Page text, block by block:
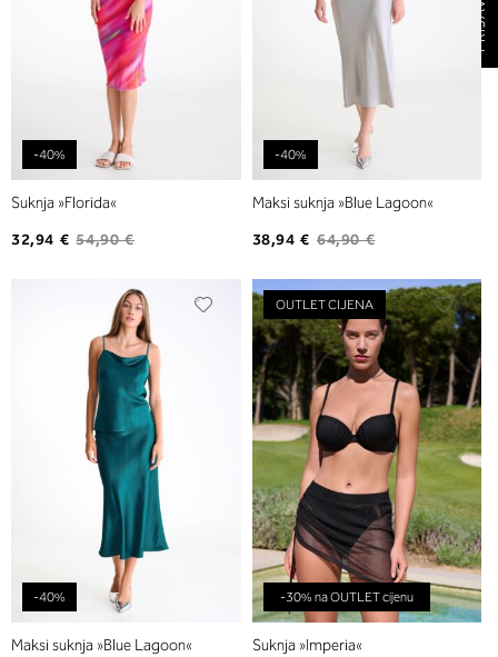
-40%
Suknja »Florida«
32,94 € 54,90 €
-40%
Maksi suknja »Blue Lagoon«
38,94 € 64,90 €
-40%
Dodajte
Maksi suknja »Blue Lagoon«
OUTLET CIJENA
-30% na OUTLET cijenu
na
listu
želja
Suknja »Imperia«